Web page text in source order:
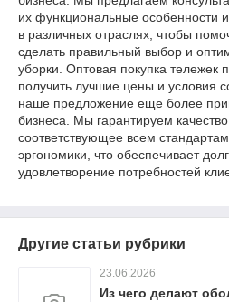
их функциональные особенности
в различных отраслях, чтобы
сделать правильный выбор и
уборки. Оптовая покупка тележек
получить лучшие цены и условия
наше предложение еще более
бизнеса. Мы гарантируем качество
соответствующее всем
эргономики, что обеспечивает
удовлетворение потребностей
Другие статьи рубрики
23.06.2026
Из чего делают